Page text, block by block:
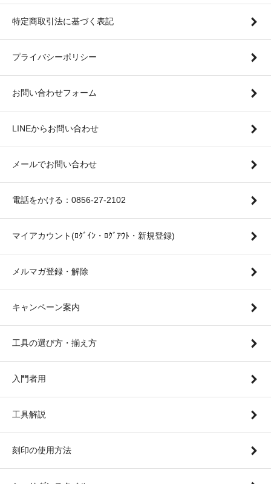
特定商取引法に基づく表記
プライバシーポリシー
お問い合わせフォーム
LINEからお問い合わせ
メールでお問い合わせ
電話をかける：0856-27-2102
マイアカウント(ﾛｸﾞｲﾝ・ﾛｸﾞｱｳﾄ・新規登録)
メルマガ登録・解除
キャンペーン案内
工具の選び方・揃え方
入門者用
工具解説
刻印の使用方法